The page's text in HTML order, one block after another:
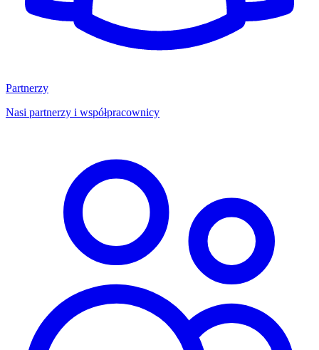
Partnerzy
Nasi partnerzy i współpracownicy